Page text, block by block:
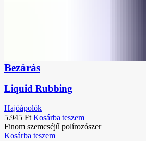
Bezárás
Liquid Rubbing
Hajóápolók
5.945 Ft Kosárba teszem
Finom szemcséjű polírozószer
Kosárba teszem